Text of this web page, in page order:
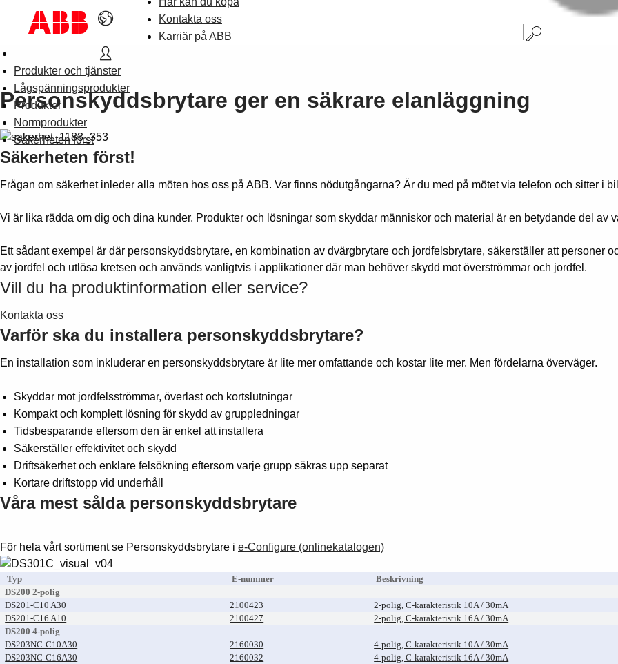
Kontakta oss
Karriär på ABB
Produkter och tjänster
Lågspänningsprodukter
Produkter
Normprodukter
Säkerheten först
Personskyddsbrytare ger en säkrare elanläggning
Säkerheten först!
Frågan om säkerhet inleder alla möten hos oss på ABB. Var finns nödutgångarna? Är du med på mötet via telefon och sitter i
Vi är lika rädda om dig och dina kunder. Produkter och lösningar som skyddar människor och material är en betydande del av
Ett sådant exempel är där personskyddsbrytare, en kombination av dvärgbrytare och jordfelsbrytare, säkerställer att personer
av jordfel och utlösa kretsen och används vanligtvis i applikationer där man behöver skydd mot överströmmar och jordfel.
Vill du ha produktinformation eller service?
Kontakta oss
Varför ska du installera personskyddsbrytare?
En installation som inkluderar en personskyddsbrytare är lite mer omfattande och kostar lite mer. Men fördelarna överväger.
Skyddar mot jordfelsströmmar, överlast och kortslutningar
Kompakt och komplett lösning för skydd av gruppledningar
Tidsbesparande eftersom den är enkel att installera
Säkerställer effektivitet och skydd
Driftsäkerhet och enklare felsökning eftersom varje grupp säkras upp separat
Kortare driftstopp vid underhåll
Våra mest sålda personskyddsbrytare
För hela vårt sortiment se Personskyddsbrytare i e-Configure (onlinekatalogen)
Typ E-nummer Beskrivning
DS200 2-polig
DS201-C10 A30
2100423 2-polig, C-karakteristik 10A / 30mA
DS201-C16 A10
2100427 2-polig, C-karakteristik 16A / 30mA
DS200 4-polig
DS203NC-C10A30
2160030 4-polig, C-karakteristik 10A / 30mA
DS203NC-C16A30
2160032 4-polig, C-karakteristik 16A / 30mA